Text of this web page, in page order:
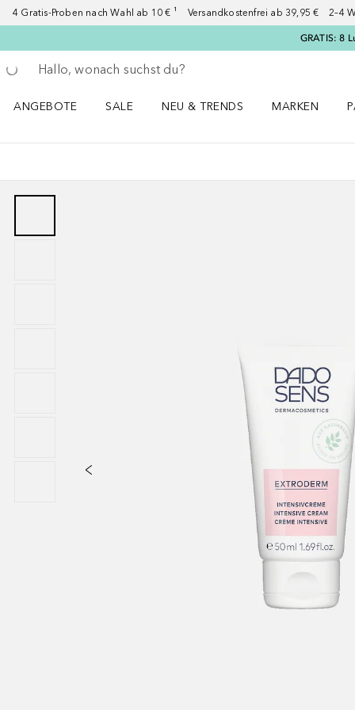
4 Gratis-Proben nach Wahl ab 10 € ¹ Versandkostenfrei ab 39,95 € 2–4
GRATIS: 8
Gehe zurück
Suche ausführen
ANGEBOTE
SALE
NEU & TRENDS
MARKEN